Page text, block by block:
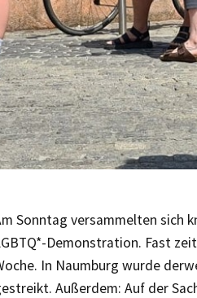
Sonntag versammelten sich
Demonstration. Fast
In Naumburg wurde
Außerdem: Auf der